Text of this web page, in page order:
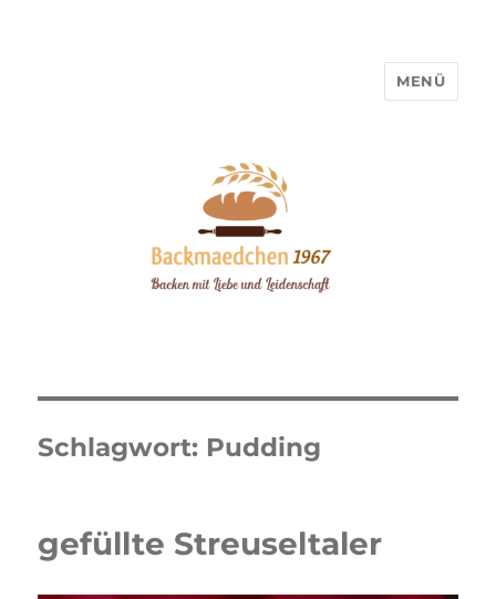
MENÜ
Schlagwort: Pudding
gefüllte Streuseltaler